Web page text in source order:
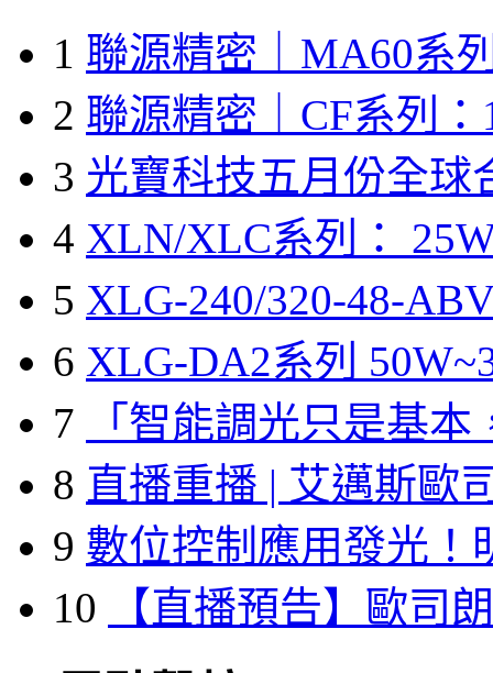
1 聯源精密｜MA60系
2 聯源精密｜CF系列：
3 光寶科技五月份全球
4 XLN/XLC系列：
5 XLG-240/320-48-
6 XLG-DA2系列
7
「智能調光只是基本
8 直播重播 | 艾邁斯歐
9 數位控制應用發光！
10
【直播預告】歐司